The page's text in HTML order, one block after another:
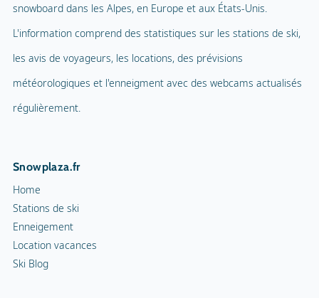
snowboard dans les Alpes, en Europe et aux États-Unis.
L'information comprend des statistiques sur les stations de ski,
les avis de voyageurs, les locations, des prévisions
météorologiques et l'enneigment avec des webcams actualisés
régulièrement.
Snowplaza.fr
Home
Stations de ski
Enneigement
Location vacances
Ski Blog